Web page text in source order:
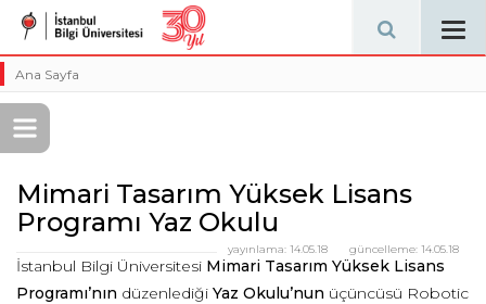
Ana Sayfa
Mimari Tasarım Yüksek Lisans
Programı Yaz Okulu
güncelleme: 14.05.18
yayınlama: 14.05.18
İstanbul Bilgi Üniversitesi Mimari Tasarım Yüksek Lisans
Programı’nın düzenlediği Yaz Okulu’nun üçüncüsü Robotic